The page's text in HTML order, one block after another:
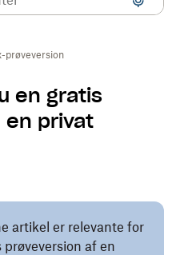
prøveversion
en gratis
en privat
artikel er relevante for
af en